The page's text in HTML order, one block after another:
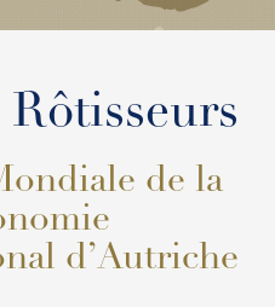
de la
d’Autriche